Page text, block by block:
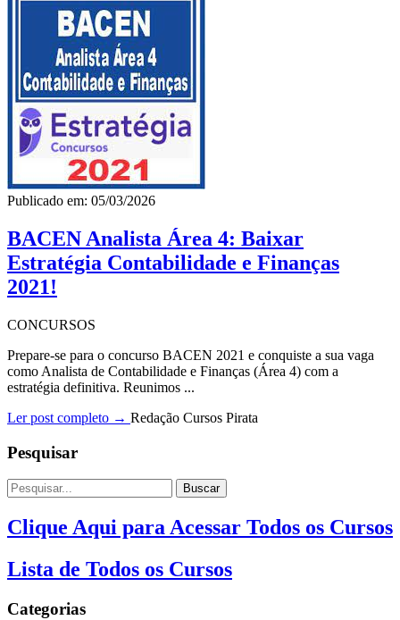
Publicado em: 05/03/2026
BACEN Analista Área 4: Baixar
Estratégia Contabilidade e Finanças
2021!
CONCURSOS
Prepare-se para o concurso BACEN 2021 e conquiste a sua vaga
como Analista de Contabilidade e Finanças (Área 4) com a
estratégia definitiva. Reunimos ...
Ler post completo → Redação Cursos Pirata
Pesquisar
Buscar
Clique Aqui para Acessar Todos os Cursos
Lista de Todos os Cursos
Categorias